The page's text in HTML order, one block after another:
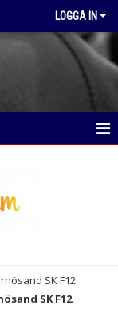
LOGGA IN
SK F12